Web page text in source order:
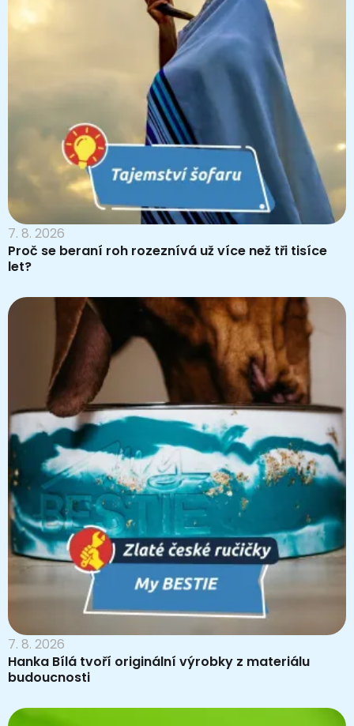
7. 8. 2026
Proč se beraní roh rozeznívá už více než tři tisíce
let?
7. 8. 2026
Hanka Bílá tvoří originální výrobky z materiálu
budoucnosti